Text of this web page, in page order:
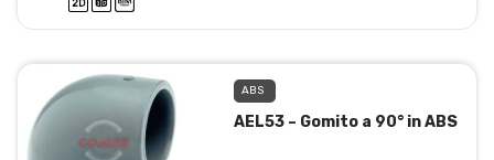
ABS
AEL53 – Gomito a 90° in ABS